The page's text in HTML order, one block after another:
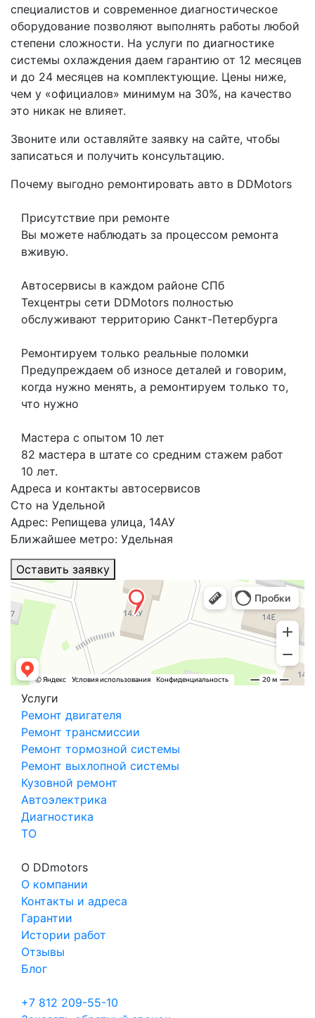
специалистов и современное диагностическое
оборудование позволяют выполнять работы любой
степени сложности. На услуги по диагностике
системы охлаждения даем гарантию от 12 месяцев
и до 24 месяцев на комплектующие. Цены ниже,
чем у «официалов» минимум на 30%, на качество
это никак не влияет.
Звоните или оставляйте заявку на сайте, чтобы
записаться и получить консультацию.
Почему выгодно ремонтировать авто в DDMotors
Присутствие при ремонте
Вы можете наблюдать за процессом ремонта
вживую.
Автосервисы в каждом районе СПб
Техцентры сети DDMotors полностью
обслуживают территорию Санкт-Петербурга
Ремонтируем только реальные поломки
Предупреждаем об износе деталей и говорим,
когда нужно менять, а ремонтируем только то,
что нужно
Мастера с опытом 10 лет
82 мастера в штате со средним стажем работ
10 лет.
Адреса и контакты автосервисов
Сто на Удельной
Адрес: Репищева улица, 14АУ
Ближайшее метро: Удельная
Оставить заявку
Услуги
Ремонт двигателя
Ремонт трансмиссии
Ремонт тормозной системы
Ремонт выхлопной системы
Кузовной ремонт
Автоэлектрика
Диагностика
ТО
О DDmotors
О компании
Контакты и адреса
Гарантии
Истории работ
Отзывы
Блог
+7 812 209-55-10